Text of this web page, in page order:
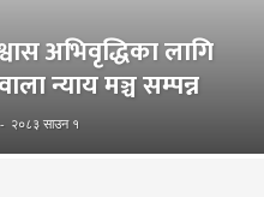
अभिवृद्धिका लागि
न्याय मञ्च सम्पन्न
- २०८३ साउन १